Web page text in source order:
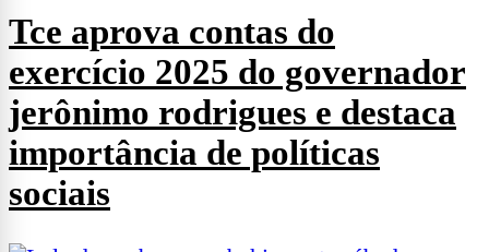
Tce aprova contas do
exercício 2025 do governador
jerônimo rodrigues e destaca
importância de políticas
sociais